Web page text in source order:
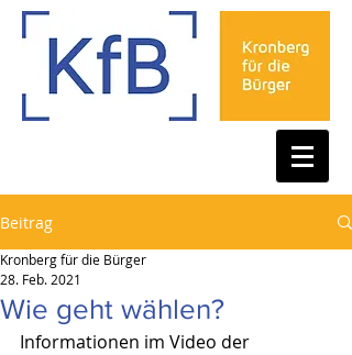
Beitrag
Wie geht wählen?
Kronberg für die Bürger
28. Feb. 2021
Informationen im Video der